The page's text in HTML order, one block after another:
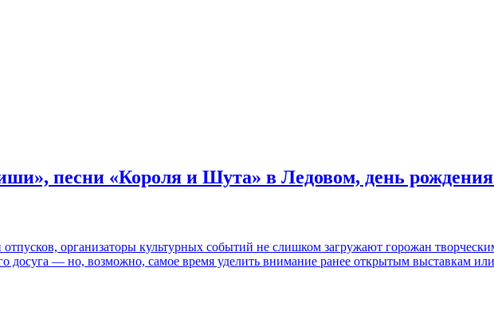
песни «Короля и Шута» в Ледовом, день
организаторы культурных событий не слишком загружают горожан
досуга — но, возможно, самое время уделить внимание ранее открытым выставкам